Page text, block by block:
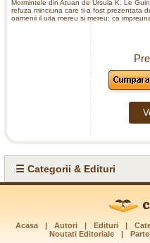
Mormintele din Atuan de Ursula K. Le
refuza minciuna care ti-a fost prezentata
oamenii il uita mereu si mereu: ca
☰ Categorii & Edituri
Acasa Autori Edituri
Noutati Editoriale